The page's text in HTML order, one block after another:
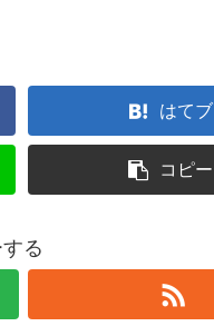
はてブ
コピー
る